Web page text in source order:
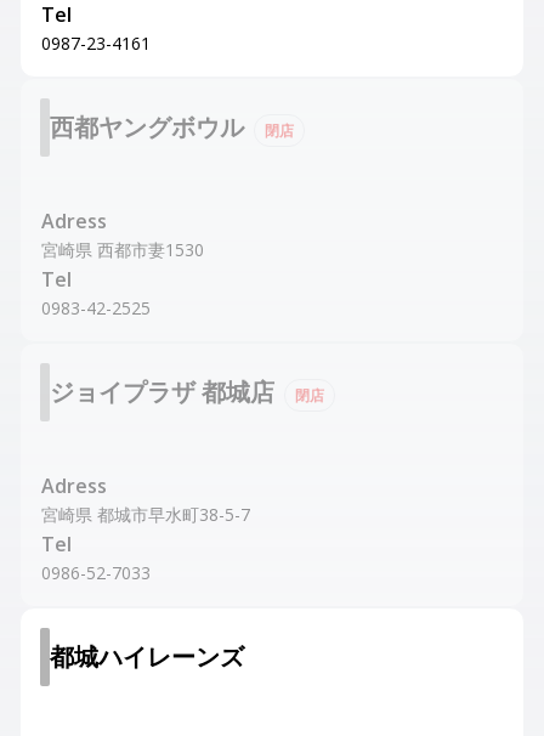
Tel
0987-23-4161
西都ヤングボウル 閉店
Adress
宮崎県 西都市妻1530
Tel
0983-42-2525
ジョイプラザ 都城店 閉店
Adress
宮崎県 都城市早水町38-5-7
Tel
0986-52-7033
都城ハイレーンズ